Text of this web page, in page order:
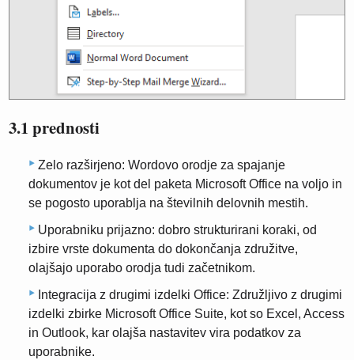
3.1 prednosti
Zelo razširjeno: Wordovo orodje za spajanje
dokumentov je kot del paketa Microsoft Office na voljo in
se pogosto uporablja na številnih delovnih mestih.
Uporabniku prijazno: dobro strukturirani koraki, od
izbire vrste dokumenta do dokončanja združitve,
olajšajo uporabo orodja tudi začetnikom.
Integracija z drugimi izdelki Office: Združljivo z drugimi
izdelki zbirke Microsoft Office Suite, kot so Excel, Access
in Outlook, kar olajša nastavitev vira podatkov za
uporabnike.